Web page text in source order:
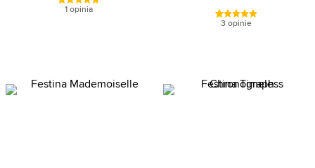
1 opinia
3 opinie